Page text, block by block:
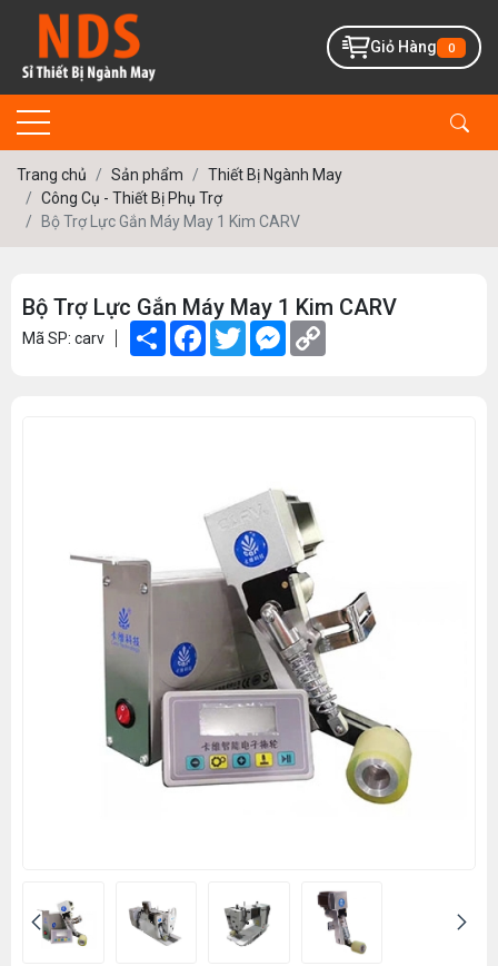
Giỏ Hàng 0
Trang chủ Sản phẩm
Thiết Bị Ngành May
Công Cụ - Thiết Bị Phụ Trợ
Bộ Trợ Lực Gắn Máy May 1 Kim CARV
Bộ Trợ Lực Gắn Máy May 1 Kim CARV
Mã SP: carv Share Facebook
TwitterMessenger